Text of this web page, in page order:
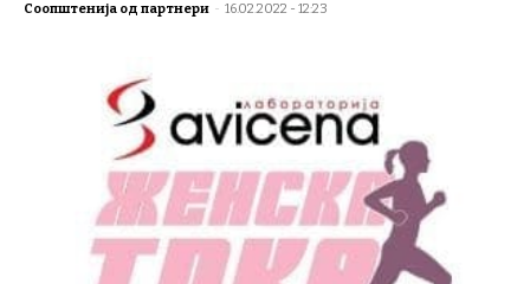
Соопштенија од партнери - 16.02.2022 - 12:23